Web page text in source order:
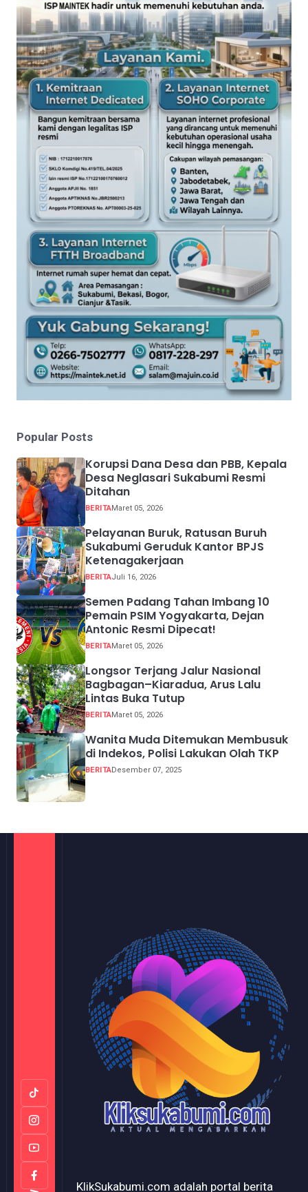
Popular Posts
Korupsi Dana Desa dan PBB, Kepala
Desa Neglasari Sukabumi Resmi
Ditahan
BERITAMaret 05, 2026
Pelayanan Buruk, Ratusan Buruh
Sukabumi Geruduk Kantor BPJS
Ketenagakerjaan
BERITAJuli 16, 2026
Semen Padang Tahan Imbang 10
Pemain PSIM Yogyakarta, Dejan
Antonic Resmi Dipecat!
BERITAMaret 05, 2026
Longsor Terjang Jalur Nasional
Bagbagan–Kiaradua, Arus Lalu
Lintas Buka Tutup
BERITAMaret 05, 2026
Wanita Muda Ditemukan Membusuk
di Indekos, Polisi Lakukan Olah TKP
BERITADesember 07, 2025
KlikSukabumi.com adalah portal berita